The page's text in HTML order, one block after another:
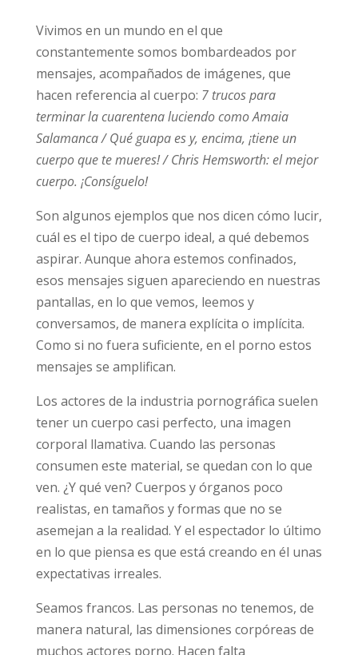
Vivimos en un mundo en el que
constantemente somos bombardeados por
mensajes, acompañados de imágenes, que
hacen referencia al cuerpo: 7 trucos para
terminar la cuarentena luciendo como Amaia
Salamanca / Qué guapa es y, encima, ¡tiene un
cuerpo que te mueres! / Chris Hemsworth: el
mejor cuerpo. ¡Consíguelo!
Son algunos ejemplos que nos dicen cómo
lucir, cuál es el tipo de cuerpo ideal, a qué
debemos aspirar. Aunque ahora estemos
confinados, esos mensajes siguen
apareciendo en nuestras pantallas, en lo que
vemos, leemos y conversamos, de manera
explícita o implícita. Como si no fuera
suficiente, en el porno estos mensajes se
Los actores de la industria pornográfica
suelen tener un cuerpo casi perfecto, una
imagen corporal llamativa. Cuando las
personas consumen este material, se quedan
con lo que ven. ¿Y qué ven? Cuerpos y
órganos poco realistas, en tamaños y formas
que no se asemejan a la realidad. Y el
espectador lo último en lo que piensa es que
Seamos francos. Las personas no tenemos,
de manera natural, las dimensiones
necesarias. Todo ello con base en el consentimiento expreso e inequívoco del
internacionalmente los datos personales necesarios. El interesado podrá ejercer sus
identificativo, dirigido a Asociación Stop Porn Start Sex, C/ Guisando n. 34, 28035 –
de privacidad